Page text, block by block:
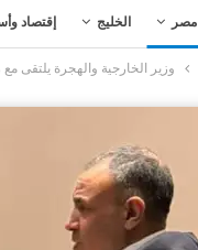
مصر الخليج إقتصاد
وزير الخارجية والهجرة يلتقى مع